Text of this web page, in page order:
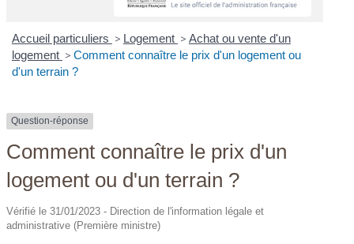
Accueil particuliers > Logement > Achat ou vente d'un
logement > Comment connaître le prix d'un logement ou
d'un terrain ?
Question-réponse
Comment connaître le prix d'un
logement ou d'un terrain ?
Vérifié le 31/01/2023 - Direction de l'information légale et
administrative (Première ministre)